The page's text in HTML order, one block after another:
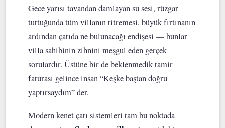
Gece yarısı tavandan damlayan su sesi, rüzgar
tuttuğunda tüm villanın titremesi, büyük fırtınanın
ardından çatıda ne bulunacağı endişesi — bunlar
villa sahibinin zihnini meşgul eden gerçek
sorulardır. Üstüne bir de beklenmedik tamir
faturası gelince insan “Keşke baştan doğru
yaptırsaydım” der.
Modern kenet çatı sistemleri tam bu noktada